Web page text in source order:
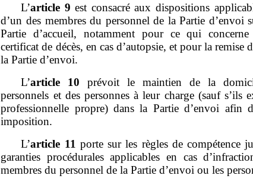
L’article 9 est consacré aux dispositions
d’un des membres du personnel de la Partie d’envoi
Partie d’accueil, notamment pour ce qui concerne
certificat de décès, en cas d’autopsie, et pour la remise
la Partie d’envoi.
L’article 10 prévoit le maintien de la
personnels et des personnes à leur charge (sauf s’ils
professionnelle propre) dans la Partie d’envoi afin
imposition.
L’article 11 porte sur les règles de compétence
garanties procédurales applicables en cas
membres du personnel de la Partie d’envoi ou les